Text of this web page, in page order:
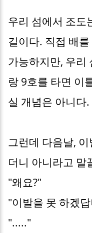
우리 섬에서 조도
길이다. 직접 배
가능하지만, 우리
랑 9호를 타면 이
실 개념은 아니다.
그런데 다음날,
더니 아니라고 말
"왜요?"
"이발을 못 하겠
"....."